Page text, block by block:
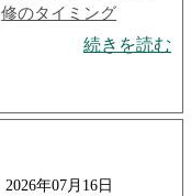
修のタイミング
続きを読む
2026年07月16日